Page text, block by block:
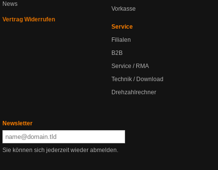
News
Vertrag Widerrufen
Vorkasse
Service
Filialen
B2B
Service / RMA
Technik / Download
Drehzahlrechner
Newsletter
Sie können sich jederzeit wieder abmelden.